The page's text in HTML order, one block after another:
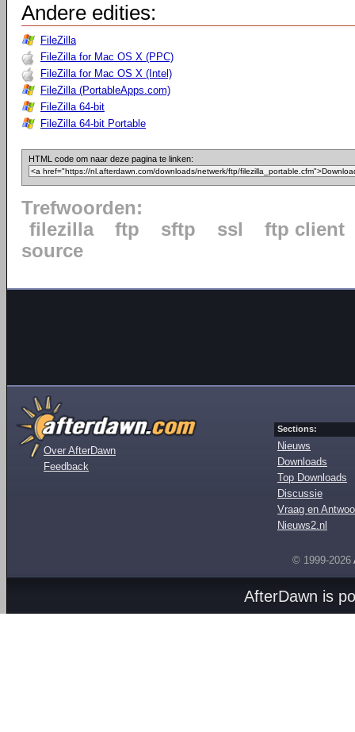
Andere edities:
FileZilla
FileZilla for Mac OS X (PPC)
FileZilla for Mac OS X (Intel)
FileZilla (PortableApps.com)
FileZilla 64-bit
FileZilla 64-bit Portable
HTML code om naar deze pagina te linken:
Trefwoorden:
filezilla
ftp sftp ssl
ftp client
source
Over AfterDawn
Feedback
Sections:
Nieuws
Downloads
Top Downloads
Discussie
Vraag en
Nieuws2.nl
© 1999-2026
AfterDawn is